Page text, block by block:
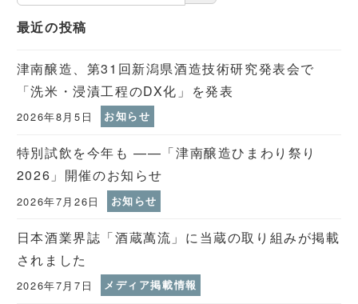
最近の投稿
津南醸造、第31回新潟県酒造技術研究発表会で
「洗米・浸漬工程のDX化」を発表
2026年8月5日 お知らせ
特別試飲を今年も ——「津南醸造ひまわり祭り
2026」開催のお知らせ
2026年7月26日 お知らせ
日本酒業界誌「酒蔵萬流」に当蔵の取り組みが掲載
されました
2026年7月7日 メディア掲載情報